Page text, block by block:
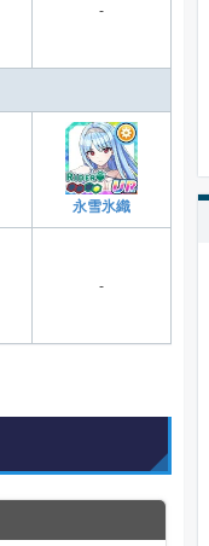
-
永雪氷織
-